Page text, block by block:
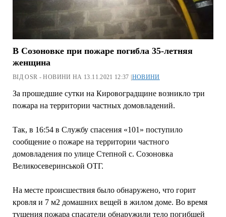
В Созоновке при пожаре погибла 35-летняя
женщина
ВІД OSR - НОВИНИ НА 13.11.2021 12:37 |НОВИНИ
За прошедшие сутки на Кировоградщине возникло три
пожара на территории частных домовладений.
Так, в 16:54 в Службу спасения «101» поступило
сообщение о пожаре на территории частного
домовладения по улице Степной с. Созоновка
Великосеверинськой ОТГ.
На месте происшествия было обнаружено, что горит
кровля и 7 м2 домашних вещей в жилом доме. Во время
тушения пожара спасатели обнаружили тело погибшей